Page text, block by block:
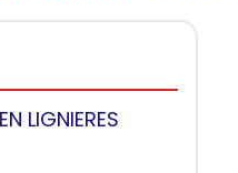
LIGNIERES